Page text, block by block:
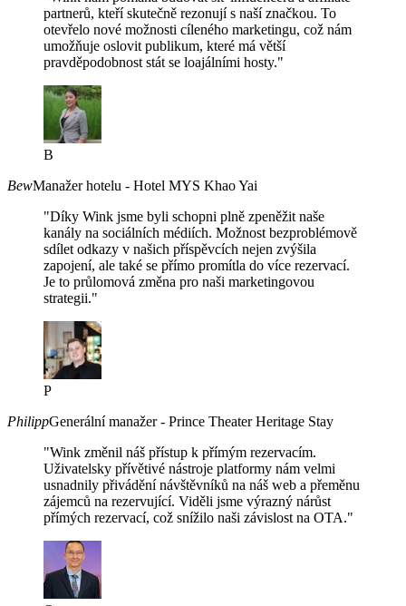
partnerů, kteří skutečně rezonují s naší značkou. To
otevřelo nové možnosti cíleného marketingu, což nám
umožňuje oslovit publikum, které má větší
pravděpodobnost stát se loajálními hosty."
B
BewManažer hotelu - Hotel MYS Khao Yai
"Díky Wink jsme byli schopni plně zpeněžit naše
kanály na sociálních médiích. Možnost bezproblémově
sdílet odkazy v našich příspěvcích nejen zvýšila
zapojení, ale také se přímo promítla do více rezervací.
Je to průlomová změna pro naši marketingovou
strategii."
P
PhilippGenerální manažer - Prince Theater Heritage Stay
"Wink změnil náš přístup k přímým rezervacím.
Uživatelsky přívětivé nástroje platformy nám velmi
usnadnily přivádění návštěvníků na náš web a přeměnu
zájemců na rezervující. Viděli jsme výrazný nárůst
přímých rezervací, což snížilo naši závislost na OTA."